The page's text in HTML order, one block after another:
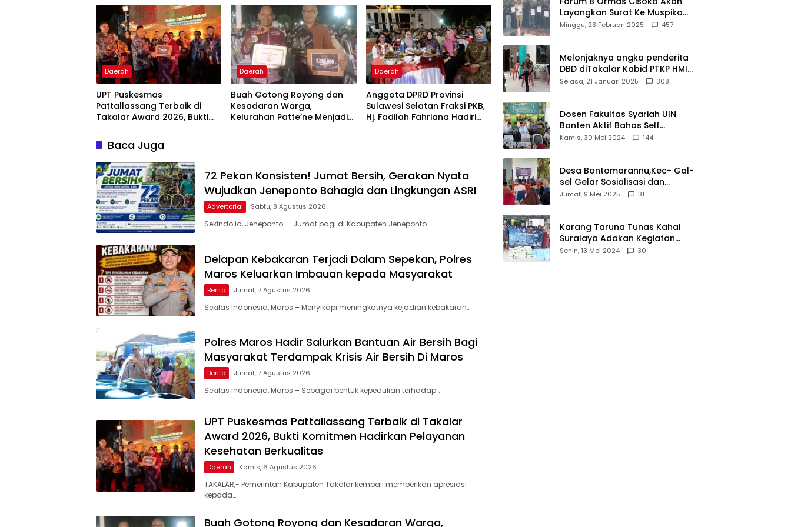
ASRI
Daerah
UPT Puskesmas
Pattallassang Terbaik di
Takalar Award 2026, Bukti
Pelayanan Kesehatan
Berkualitas
Daerah
Buah Gotong Royong dan
Kesadaran Warga,
Kelurahan Patte’ne Menjadi
Daerah
Anggota DPRD Provinsi
Sulawesi Selatan Fraksi PKB,
Hj. Fadilah Fahriana Hadiri
2026
Baca Juga
72 Pekan Konsisten! Jumat Bersih, Gerakan Nyata
Wujudkan Jeneponto Bahagia dan Lingkungan ASRI
Advertorial Sabtu, 8 Agustus 2026
Sekindo.id, Jeneponto — Jumat pagi di Kabupaten Jeneponto…
Delapan Kebakaran Terjadi Dalam Sepekan, Polres
Maros Keluarkan Imbauan kepada Masyarakat
Berita Jumat, 7 Agustus 2026
Sekilas Indonesia, Maros – Menyikapi meningkatnya kejadian kebakaran…
Polres Maros Hadir Salurkan Bantuan Air Bersih Bagi
Masyarakat Terdampak Krisis Air Bersih Di Maros
Berita Jumat, 7 Agustus 2026
Sekilas Indonesia, Maros – Sebagai bentuk kepedulian terhadap…
UPT Puskesmas Pattallassang Terbaik di Takalar
Award 2026, Bukti Komitmen Hadirkan Pelayanan
Kesehatan Berkualitas
Daerah Kamis, 6 Agustus 2026
TAKALAR,- Pemerintah Kabupaten Takalar kembali memberikan apresiasi
kepada…
Buah Gotong Royong dan Kesadaran Warga,
Layangkan Surat Ke Muspika
Atas Adanya Kantor Matel di
Minggu, 23 Februari 2025 457
Melonjaknya angka penderita
DBD diTakalar Kabid PTKP HMI
Cab.Takalar angkat bicara
Selasa, 21 Januari 2025 308
Dosen Fakultas Syariah UIN
Banten Aktif Bahas Self
Declare Halal dalam Forum
Kamis, 30 Mei 2024 144
Desa Bontomarannu,Kec- Gal-
sel Gelar Sosialisasi dan
Bimtek Pemutakhiran Data ID
Jumat, 9 Mei 2025 31
Karang Taruna Tunas Kahal
Suralaya Adakan Kegiatan
Bansos Terhadap Kaum
Senin, 13 Mei 2024 30